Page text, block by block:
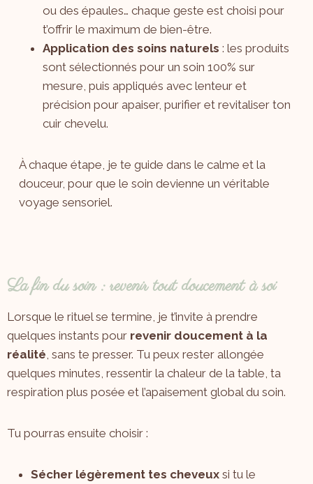
ou des épaules… chaque geste est choisi pour
t’offrir le maximum de bien-être.
Application des soins naturels : les produits
sont sélectionnés pour un soin 100% sur
mesure, puis appliqués avec lenteur et
précision pour apaiser, purifier et revitaliser ton
cuir chevelu.
À chaque étape, je te guide dans le calme et la
douceur, pour que le soin devienne un véritable
voyage sensoriel.
La fin du soin : revenir tout doucement à soi
Lorsque le rituel se termine, je t’invite à prendre
quelques instants pour revenir doucement à la
réalité, sans te presser. Tu peux rester allongée
quelques minutes, ressentir la chaleur de la table, ta
respiration plus posée et l’apaisement global du soin.
Tu pourras ensuite choisir :
Sécher légèrement tes cheveux si tu le